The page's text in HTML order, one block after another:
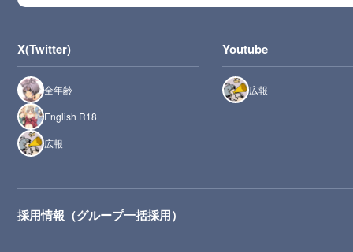
X(Twitter)
全年齢
English R18
広報
Youtube
広報
採用情報（グループ一括採用）